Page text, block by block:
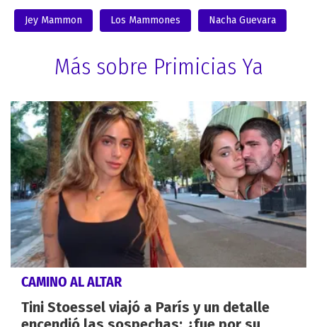
Jey Mammon Los Mammones Nacha Guevara
Más sobre Primicias Ya
CAMINO AL ALTAR
Tini Stoessel viajó a París y un detalle